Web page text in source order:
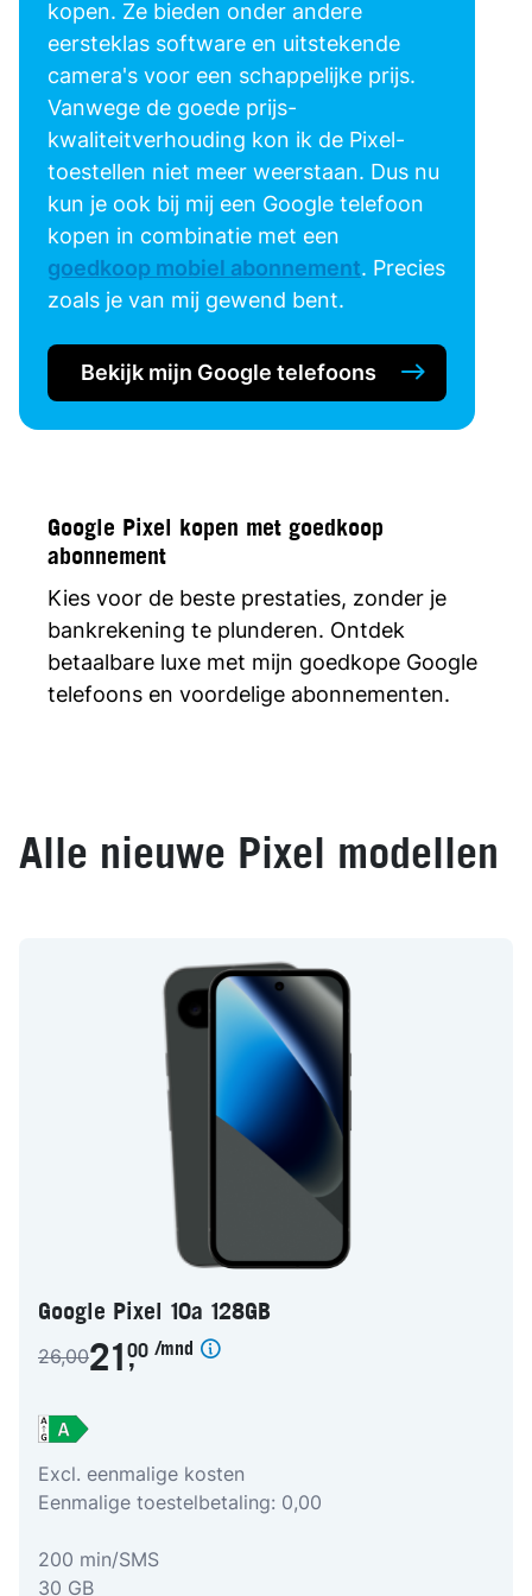
kopen. Ze bieden onder andere
eersteklas software en uitstekende
camera's voor een schappelijke prijs.
Vanwege de goede prijs-
kwaliteitverhouding kon ik de Pixel-
toestellen niet meer weerstaan. Dus nu
kun je ook bij mij een Google telefoon
kopen in combinatie met een
goedkoop mobiel abonnement. Precies
zoals je van mij gewend bent.
Bekijk mijn Google telefoons
Google Pixel kopen met goedkoop
abonnement
Kies voor de beste prestaties, zonder je
bankrekening te plunderen. Ontdek
betaalbare luxe met mijn goedkope Google
telefoons en voordelige abonnementen.
Alle nieuwe Pixel modellen
Google Pixel 10a 128GB
26,0021 ,
00 /mnd
Excl. eenmalige kosten
Eenmalige toestelbetaling: 0,00
200 min/SMS
30 GB